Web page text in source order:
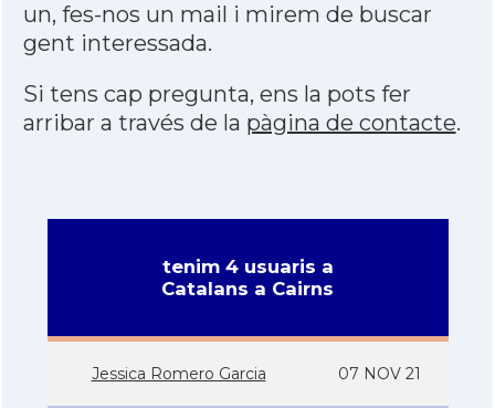
un, fes-nos un mail i mirem de buscar
gent interessada.
Si tens cap pregunta, ens la pots fer
arribar a través de la pàgina de contacte.
tenim 4 usuaris a
Catalans a Cairns
Jessica Romero Garcia 07 NOV 21